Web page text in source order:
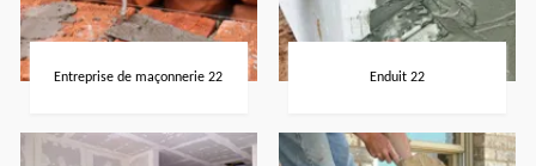
Entreprise de maçonnerie 22 Enduit 22